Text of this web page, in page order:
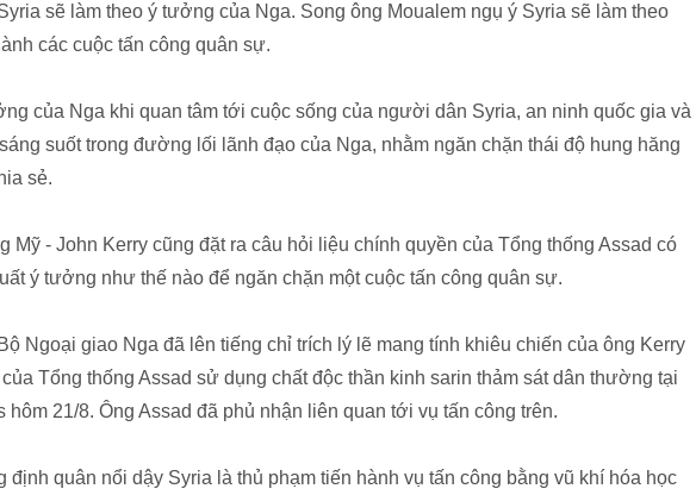
sẽ làm theo ý tưởng của Nga. Song ông Moualem ngụ ý Syria sẽ làm theo
các cuộc tấn công quân sự.
của Nga khi quan tâm tới cuộc sống của người dân Syria, an ninh quốc gia và
suốt trong đường lối lãnh đạo của Nga, nhằm ngăn chặn thái độ hung hăng
sẻ.
Mỹ - John Kerry cũng đặt ra câu hỏi liệu chính quyền của Tổng thống Assad có
ý tưởng như thế nào để ngăn chặn một cuộc tấn công quân sự.
Ngoại giao Nga đã lên tiếng chỉ trích lý lẽ mang tính khiêu chiến của ông Kerry
Tổng thống Assad sử dụng chất độc thần kinh sarin thảm sát dân thường tại
hôm 21/8. Ông Assad đã phủ nhận liên quan tới vụ tấn công trên.
định quân nổi dậy Syria là thủ phạm tiến hành vụ tấn công bằng vũ khí hóa học